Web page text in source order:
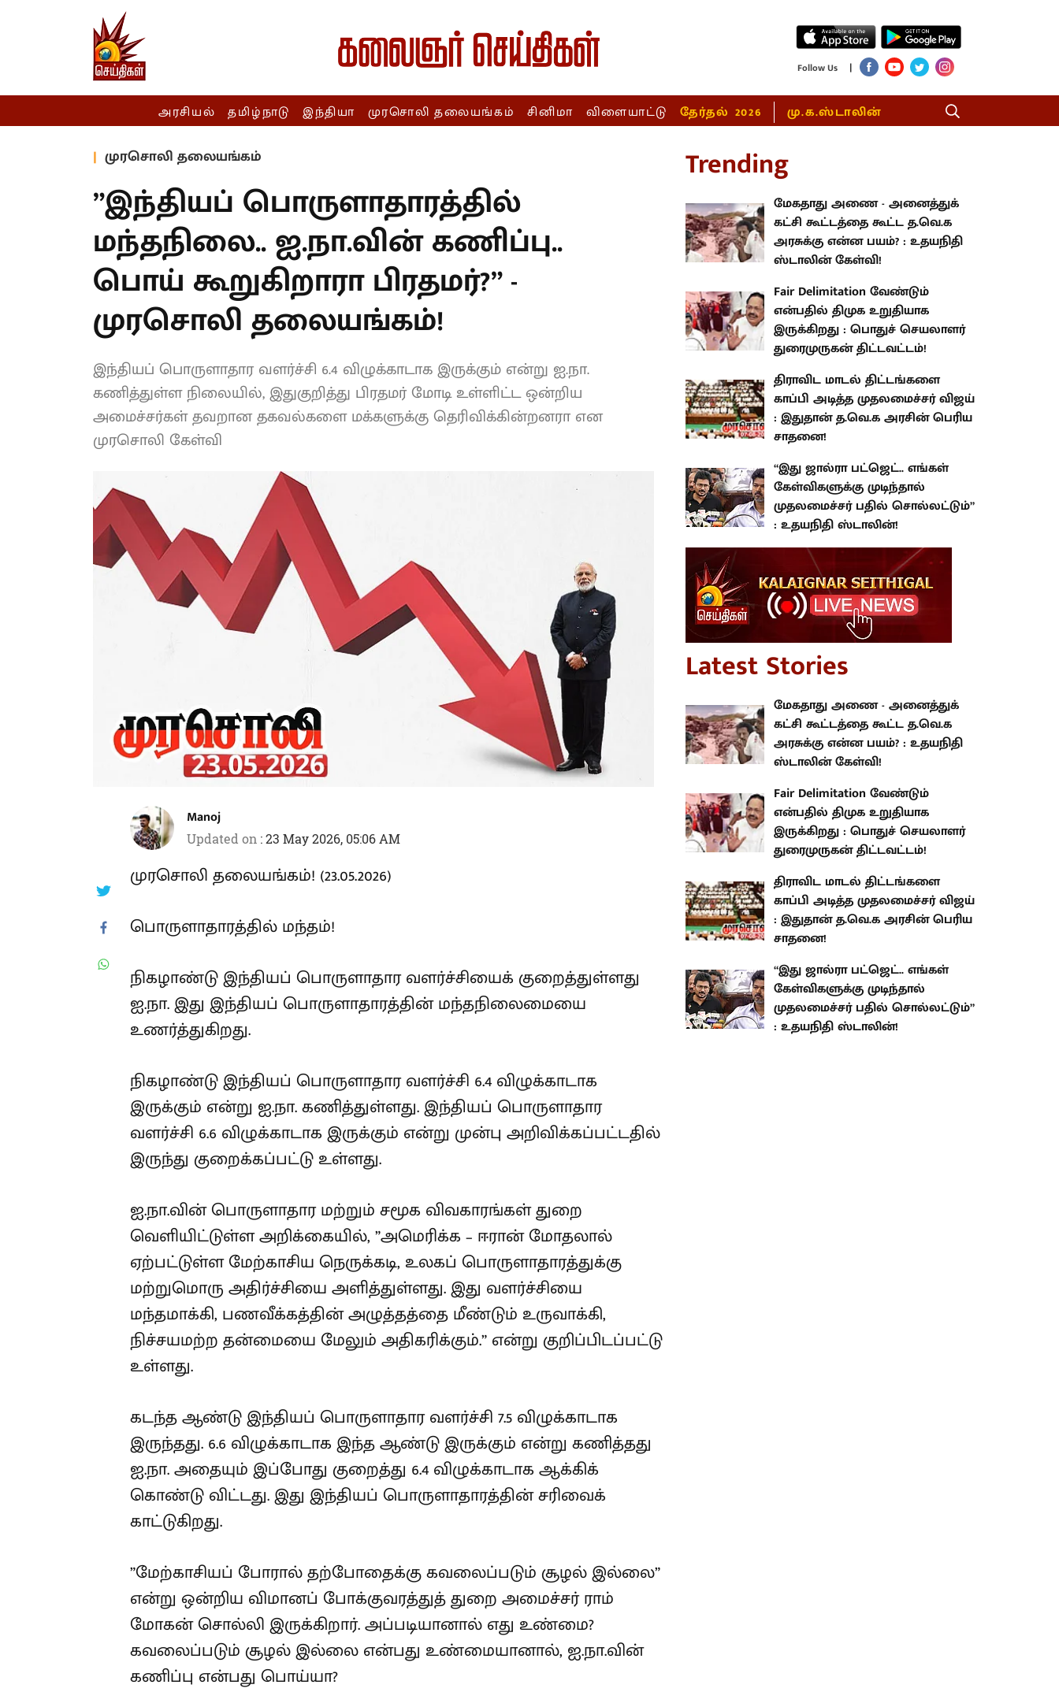
Follow Us |
அரசியல் தமிழ்நாடு இந்தியா முரசொலி தலையங்கம் சினிமா விளையாட்டு தேர்தல் 2026 மு.க.ஸ்டாலின்
முரசொலி தலையங்கம்
”இந்தியப் பொருளாதாரத்தில்
மந்தநிலை.. ஐ.நா.வின் கணிப்பு..
பொய் கூறுகிறாரா பிரதமர்?” -
முரசொலி தலையங்கம்!
இந்தியப் பொருளாதார வளர்ச்சி 6.4 விழுக்காடாக இருக்கும் என்று ஐ.நா.
கணித்துள்ள நிலையில், இதுகுறித்து பிரதமர் மோடி உள்ளிட்ட ஒன்றிய
அமைச்சர்கள் தவறான தகவல்களை மக்களுக்கு தெரிவிக்கின்றனரா என
முரசொலி கேள்வி
Manoj
Updated on :23 May 2026, 05:06 AM
முரசொலி தலையங்கம்! (23.05.2026)
பொருளாதாரத்தில் மந்தம்!
நிகழாண்டு இந்தியப் பொருளாதார வளர்ச்சியைக் குறைத்துள்ளது
ஐ.நா. இது இந்தியப் பொருளாதாரத்தின் மந்தநிலைமையை
உணர்த்துகிறது.
நிகழாண்டு இந்தியப் பொருளாதார வளர்ச்சி 6.4 விழுக்காடாக
இருக்கும் என்று ஐ.நா. கணித்துள்ளது. இந்தியப் பொருளாதார
வளர்ச்சி 6.6 விழுக்காடாக இருக்கும் என்று முன்பு அறிவிக்கப்பட்டதில்
இருந்து குறைக்கப்பட்டு உள்ளது.
ஐ.நா.வின் பொருளாதார மற்றும் சமூக விவகாரங்கள் துறை
வெளியிட்டுள்ள அறிக்கையில், ”அமெரிக்க – ஈரான் மோதலால்
ஏற்பட்டுள்ள மேற்காசிய நெருக்கடி, உலகப் பொருளாதாரத்துக்கு
மற்றுமொரு அதிர்ச்சியை அளித்துள்ளது. இது வளர்ச்சியை
மந்தமாக்கி, பணவீக்கத்தின் அழுத்தத்தை மீண்டும் உருவாக்கி,
நிச்சயமற்ற தன்மையை மேலும் அதிகரிக்கும்.” என்று குறிப்பிடப்பட்டு
உள்ளது.
கடந்த ஆண்டு இந்தியப் பொருளாதார வளர்ச்சி 7.5 விழுக்காடாக
இருந்தது. 6.6 விழுக்காடாக இந்த ஆண்டு இருக்கும் என்று கணித்தது
ஐ.நா. அதையும் இப்போது குறைத்து 6.4 விழுக்காடாக ஆக்கிக்
கொண்டு விட்டது. இது இந்தியப் பொருளாதாரத்தின் சரிவைக்
காட்டுகிறது.
”மேற்காசியப் போரால் தற்போதைக்கு கவலைப்படும் சூழல் இல்லை”
என்று ஒன்றிய விமானப் போக்குவரத்துத் துறை அமைச்சர் ராம்
மோகன் சொல்லி இருக்கிறார். அப்படியானால் எது உண்மை?
கவலைப்படும் சூழல் இல்லை என்பது உண்மையானால், ஐ.நா.வின்
கணிப்பு என்பது பொய்யா?
Trending
மேகதாது அணை - அனைத்துக்
கட்சி கூட்டத்தை கூட்ட த.வெ.க
அரசுக்கு என்ன பயம்? : உதயநிதி
ஸ்டாலின் கேள்வி!
Fair Delimitation வேண்டும்
என்பதில் திமுக உறுதியாக
இருக்கிறது : பொதுச் செயலாளர்
துரைமுருகன் திட்டவட்டம்!
திராவிட மாடல் திட்டங்களை
காப்பி அடித்த முதலமைச்சர் விஜய்
: இதுதான் த.வெ.க அரசின் பெரிய
சாதனை!
“இது ஜால்ரா பட்ஜெட்.. எங்கள்
கேள்விகளுக்கு முடிந்தால்
முதலமைச்சர் பதில் சொல்லட்டும்”
: உதயநிதி ஸ்டாலின்!
Latest Stories
மேகதாது அணை - அனைத்துக்
கட்சி கூட்டத்தை கூட்ட த.வெ.க
அரசுக்கு என்ன பயம்? : உதயநிதி
ஸ்டாலின் கேள்வி!
Fair Delimitation வேண்டும்
என்பதில் திமுக உறுதியாக
இருக்கிறது : பொதுச் செயலாளர்
துரைமுருகன் திட்டவட்டம்!
திராவிட மாடல் திட்டங்களை
காப்பி அடித்த முதலமைச்சர் விஜய்
: இதுதான் த.வெ.க அரசின் பெரிய
சாதனை!
“இது ஜால்ரா பட்ஜெட்.. எங்கள்
கேள்விகளுக்கு முடிந்தால்
முதலமைச்சர் பதில் சொல்லட்டும்”
: உதயநிதி ஸ்டாலின்!